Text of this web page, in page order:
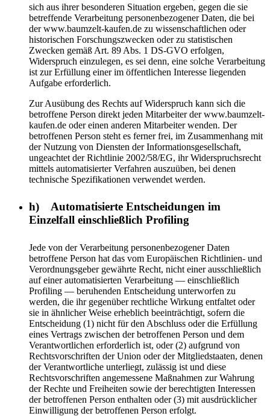
sich aus ihrer besonderen Situation ergeben, gegen die sie
betreffende Verarbeitung personenbezogener Daten, die bei
der www.baumzelt-kaufen.de zu wissenschaftlichen oder
historischen Forschungszwecken oder zu statistischen
Zwecken gemäß Art. 89 Abs. 1 DS-GVO erfolgen,
Widerspruch einzulegen, es sei denn, eine solche Verarbeitung
ist zur Erfüllung einer im öffentlichen Interesse liegenden
Aufgabe erforderlich.
Zur Ausübung des Rechts auf Widerspruch kann sich die
betroffene Person direkt jeden Mitarbeiter der www.baumzelt-
kaufen.de oder einen anderen Mitarbeiter wenden. Der
betroffenen Person steht es ferner frei, im Zusammenhang mit
der Nutzung von Diensten der Informationsgesellschaft,
ungeachtet der Richtlinie 2002/58/EG, ihr Widerspruchsrecht
mittels automatisierter Verfahren auszuüben, bei denen
technische Spezifikationen verwendet werden.
h) Automatisierte Entscheidungen im
Einzelfall einschließlich Profiling
Jede von der Verarbeitung personenbezogener Daten
betroffene Person hat das vom Europäischen Richtlinien- und
Verordnungsgeber gewährte Recht, nicht einer ausschließlich
auf einer automatisierten Verarbeitung — einschließlich
Profiling — beruhenden Entscheidung unterworfen zu
werden, die ihr gegenüber rechtliche Wirkung entfaltet oder
sie in ähnlicher Weise erheblich beeinträchtigt, sofern die
Entscheidung (1) nicht für den Abschluss oder die Erfüllung
eines Vertrags zwischen der betroffenen Person und dem
Verantwortlichen erforderlich ist, oder (2) aufgrund von
Rechtsvorschriften der Union oder der Mitgliedstaaten, denen
der Verantwortliche unterliegt, zulässig ist und diese
Rechtsvorschriften angemessene Maßnahmen zur Wahrung
der Rechte und Freiheiten sowie der berechtigten Interessen
der betroffenen Person enthalten oder (3) mit ausdrücklicher
Einwilligung der betroffenen Person erfolgt.